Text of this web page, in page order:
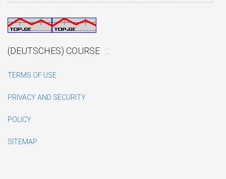
(DEUTSCHES) COURSE
TERMS OF USE
PRIVACY AND SECURITY
POLICY
SITEMAP